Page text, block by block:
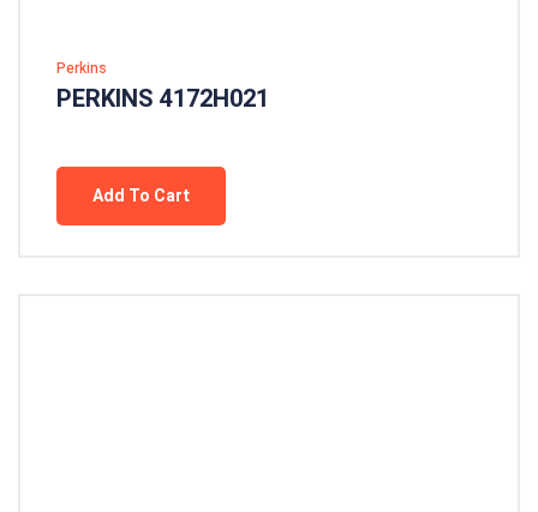
Perkins
PERKINS 4172H021
Add To Cart